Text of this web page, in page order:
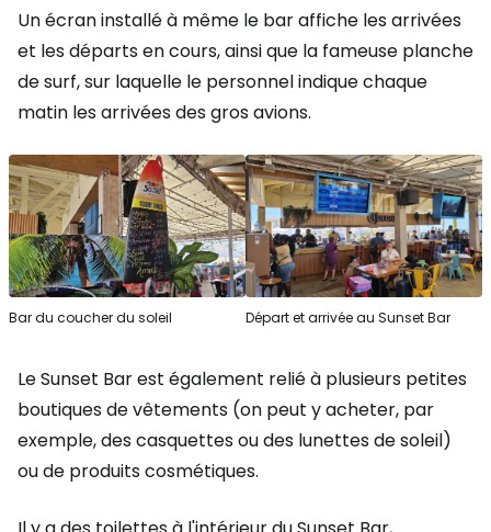
Un écran installé à même le bar affiche les arrivées
et les départs en cours, ainsi que la fameuse planche
de surf, sur laquelle le personnel indique chaque
matin les arrivées des gros avions.
Bar du coucher du soleil Départ et arrivée au Sunset Bar
Le Sunset Bar est également relié à plusieurs petites
boutiques de vêtements (on peut y acheter, par
exemple, des casquettes ou des lunettes de soleil)
ou de produits cosmétiques.